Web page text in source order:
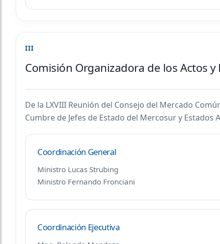
III
Comisión Organizadora de los Actos y
De la LXVIII Reunión del Consejo del Mercado
Cumbre de Jefes de Estado del Mercosur y Estados
Coordinación General
Ministro Lucas Strubing
Ministro Fernando Fronciani
Coordinación Ejecutiva